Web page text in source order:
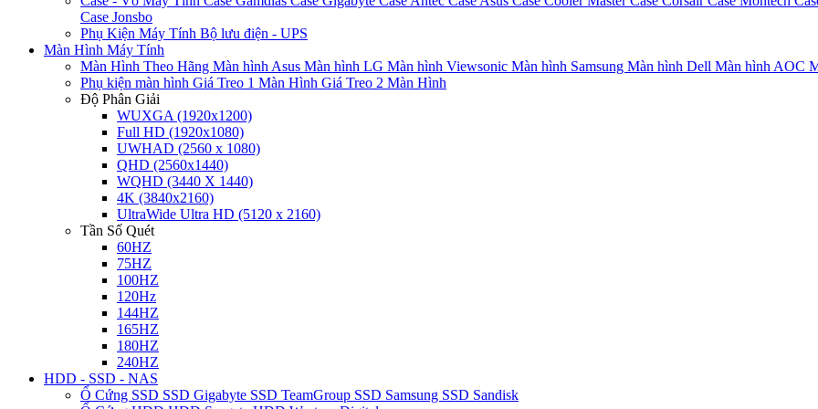
Case Jonsbo
Phụ Kiện Máy Tính Bộ lưu điện - UPS
Màn Hình Máy Tính
Màn Hình Theo Hãng Màn hình Asus Màn hình LG Màn hình Viewsonic Màn hình Samsung Màn hình Dell Màn hình AOC
Phụ kiện màn hình Giá Treo 1 Màn Hình Giá Treo 2 Màn Hình
Độ Phân Giải
WUXGA (1920x1200)
Full HD (1920x1080)
UWHAD (2560 x 1080)
QHD (2560x1440)
WQHD (3440 X 1440)
4K (3840x2160)
UltraWide Ultra HD (5120 x 2160)
Tần Số Quét
60HZ
75HZ
100HZ
120Hz
144HZ
165HZ
180HZ
240HZ
HDD - SSD - NAS
Ổ Cứng SSD SSD Gigabyte SSD TeamGroup SSD Samsung SSD Sandisk